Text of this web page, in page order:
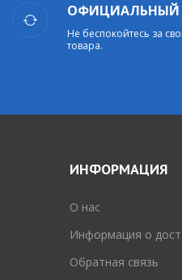
ОФИЦИАЛЬНЫЙ
Не беспокойтесь за
товара.
ИНФОРМАЦИЯ
O нас
Информация о
Обратная связь